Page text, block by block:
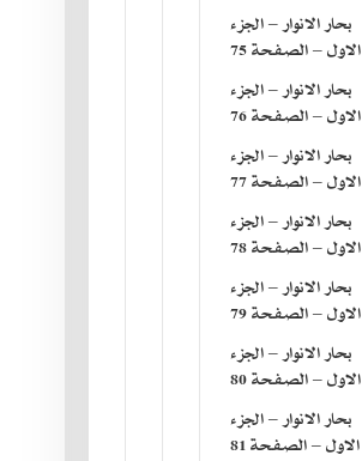
بحار الانوار – الجزء
الاول – الصفحة 75
بحار الانوار – الجزء
الاول – الصفحة 76
بحار الانوار – الجزء
الاول – الصفحة 77
بحار الانوار – الجزء
الاول – الصفحة 78
بحار الانوار – الجزء
الاول – الصفحة 79
بحار الانوار – الجزء
الاول – الصفحة 80
بحار الانوار – الجزء
الاول – الصفحة 81